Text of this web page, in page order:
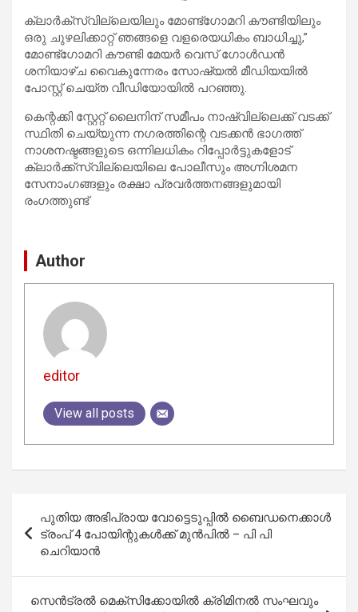
ക്ലാർക്‌സ്‌വില്ലെയിലും മോണ്ട്‌ഗോമറി കൗണ്ടിയിലും
ഒരു ചുഴലിക്കാറ്റ് ഞങ്ങളെ വളരെയധികം ബാധിച്ചു,”
മോണ്ട്‌ഗോമറി കൗണ്ടി മേയർ വെസ് ഗോൾഡൻ
ശനിയാഴ്ച വൈകുന്നേരം സോഷ്യൽ മീഡിയയിൽ
പോസ്റ്റ് ചെയ്ത വീഡിയോയിൽ പറഞ്ഞു.
കെന്റക്കി സ്റ്റേറ്റ് ലൈനിന് സമീപം നാഷ്‌വില്ലെക്ക് വടക്ക്
സ്ഥിതി ചെയ്യുന്ന നഗരത്തിന്റെ വടക്കൻ ഭാഗത്ത്
നാശനഷ്ടങ്ങളുടെ ഒന്നിലധികം റിപ്പോർട്ടുകളോട്
ക്ലാർക്ക്‌സ്‌വില്ലെയിലെ പോലീസും അഗ്നിശമന
സേനാംഗങ്ങളും രക്ഷാ പ്രവർത്തനങ്ങളുമായി
രംഗത്തുണ്ട്
Author
editor
View all posts
navigation
പുതിയ അഭിപ്രായ വോട്ടെടുപ്പിൽ ബൈഡനെക്കാൾ
ട്രംപ് 4 പോയിന്റുകൾക്ക്‌ മുൻപിൽ – പി പി
ചെറിയാൻ
സെൻട്രൽ മെക്സിക്കോയിൽ ക്രിമിനൽ സംഘവും